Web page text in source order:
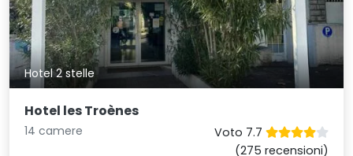
Hotel 2 stelle
Hotel les Troènes
14 camere
Voto 7.7
(275 recensioni)